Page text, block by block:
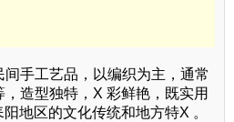
手工艺品，以编织为主，通常
造型独特，X 彩鲜艳，既实用
地区的文化传统和地方特X 。